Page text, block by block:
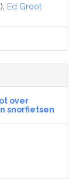
), Ed Groot
over
snorfietsen